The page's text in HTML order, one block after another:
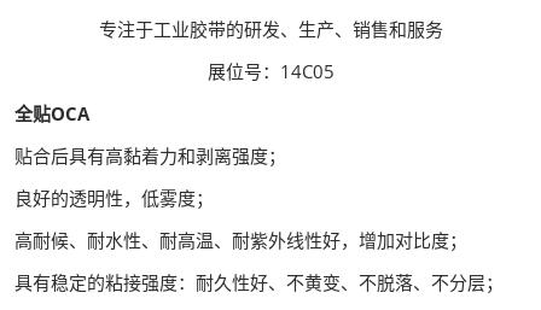
专注于工业胶带的研发、生产、销售和服务
展位号：14C05
全贴OCA
贴合后具有⾼黏着⼒和剥离强度；
良好的透明性，低雾度；
⾼耐候、耐⽔性、耐⾼温、耐紫外线性好，增加对⽐度；
具有稳定的粘接强度：耐久性好、不⻩变、不脱落、不分层；